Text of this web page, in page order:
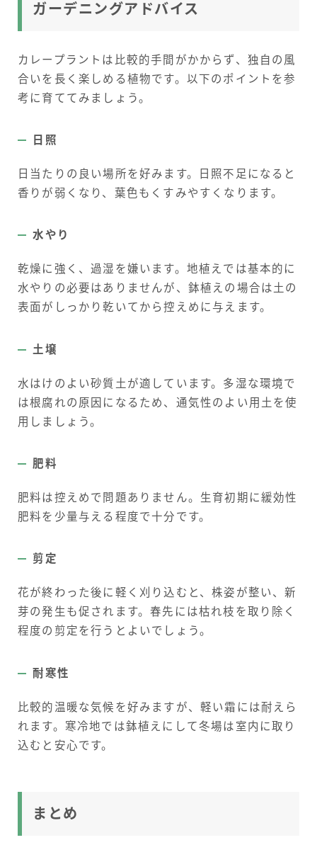
ガーデニングアドバイス
カレープラントは比較的手間がかからず、独自の風
合いを長く楽しめる植物です。以下のポイントを参
考に育ててみましょう。
日照
日当たりの良い場所を好みます。日照不足になると
香りが弱くなり、葉色もくすみやすくなります。
水やり
乾燥に強く、過湿を嫌います。地植えでは基本的に
水やりの必要はありませんが、鉢植えの場合は土の
表面がしっかり乾いてから控えめに与えます。
土壌
水はけのよい砂質土が適しています。多湿な環境で
は根腐れの原因になるため、通気性のよい用土を使
用しましょう。
肥料
肥料は控えめで問題ありません。生育初期に緩効性
肥料を少量与える程度で十分です。
剪定
花が終わった後に軽く刈り込むと、株姿が整い、新
芽の発生も促されます。春先には枯れ枝を取り除く
程度の剪定を行うとよいでしょう。
耐寒性
比較的温暖な気候を好みますが、軽い霜には耐えら
れます。寒冷地では鉢植えにして冬場は室内に取り
込むと安心です。
まとめ